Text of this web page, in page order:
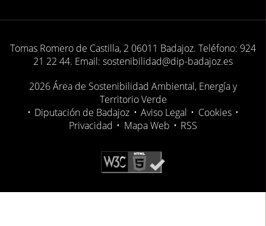
Tomas Romero de Castilla, 2 06011 Badajoz. Teléfono: 924
21 22 44. Email: sostenibilidad@dip-badajoz.es
2026 Área de Sostenibilidad Ambiental, Energía y
Territorio Verde
• Diputación de Badajoz • Aviso Legal • Cookies •
Privacidad • Mapa Web • RSS